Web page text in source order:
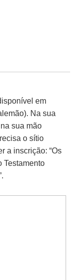
em
Na sua
sua mão
o sítio
a inscrição: “Os
Testamento